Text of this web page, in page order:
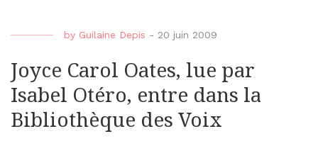
by Guilaine Depis - 20 juin 2009
Joyce Carol Oates, lue par
Isabel Otéro, entre dans la
Bibliothèque des Voix